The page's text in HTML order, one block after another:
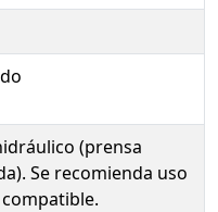
(prensa
Se recomienda uso